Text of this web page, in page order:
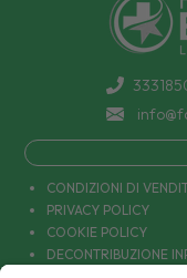
CONDIZIONI DI
PRIVACY POLICY
COOKIE POLICY
DECONTRIBUZIONE